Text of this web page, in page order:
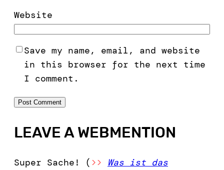
Website
Save my name, email, and website
in this browser for the next time
I comment.
LEAVE A WEBMENTION
Super Sache! ( >>
Was ist das